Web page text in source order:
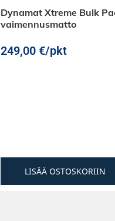
Dynamat Xtreme Bulk
vaimennusmatto
249,00 €/pkt
LISÄÄ OSTOSKORIIN